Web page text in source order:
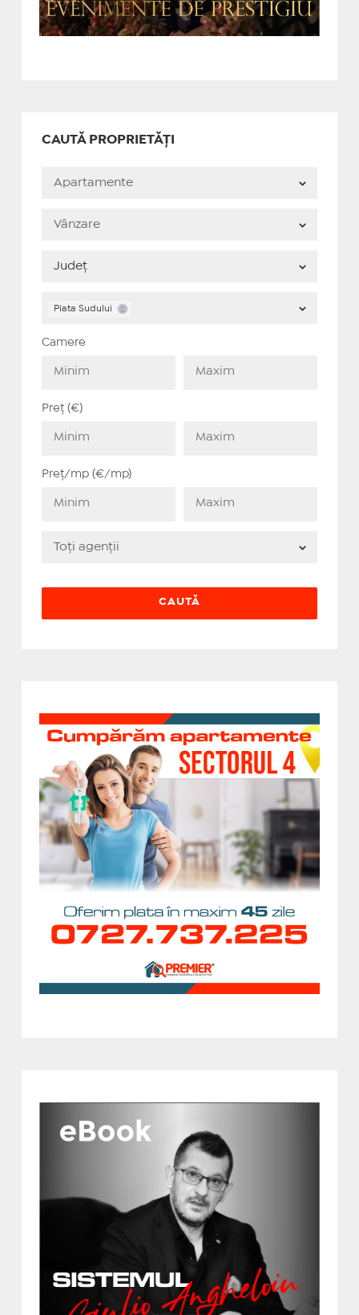
CAUTĂ PROPRIETĂȚI
Piata Sudului
Camere
Preț (€)
Preț/mp (€/mp)